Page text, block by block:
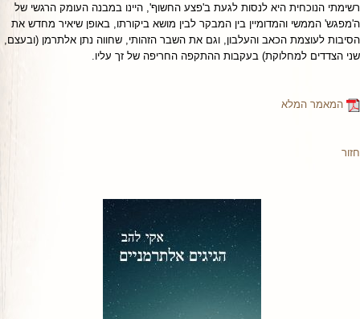
רשימתי הנוכחית היא לנסות לגעת ב'פצע החשוף', היינו במבנה העומק הרגשי של
ה'מפגש' הממשי והמדומיין בין המבקר לבין מושא ביקורתו, באופן שיאיר מחדש את
הסיבות לעוצמת הכאב והעלבון, וגם את השבר הזהותי, שחווה נתן אלתרמן (ובעצם,
שני הצדדים למחלוקת) בעקבות ההתקפה החריפה של זך עליו.
המאמר המלא
חזור